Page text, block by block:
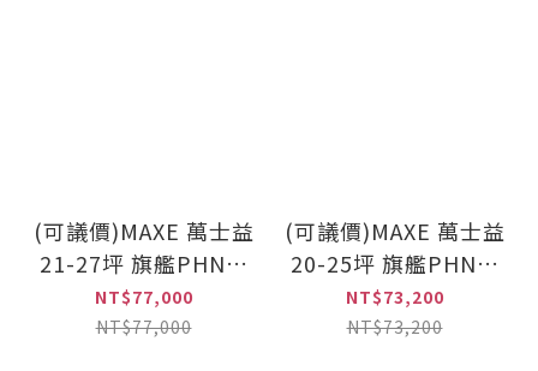
(可議價)MAXE 萬士益
21-27坪 旗艦PHN系
列 變頻(冷暖)一對一
冷氣(MAS-
NT$77,000
NT$77,000
(可議價)MAXE 萬士益
20-25坪 旗艦PHN系
列 變頻(冷暖)一對一
冷氣(MAS-
NT$73,200
NT$73,200